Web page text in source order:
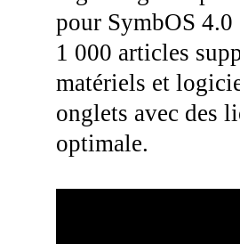
pour SymbOS
1 000 articles
matériels et
onglets avec des
optimale.